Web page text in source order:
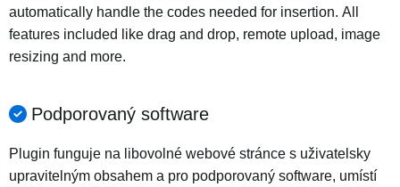
automatically handle the codes needed for insertion. All
features included like drag and drop, remote upload, image
resizing and more.
Podporovaný software
Plugin funguje na libovolné webové stránce s uživatelsky
upravitelným obsahem a pro podporovaný software, umístí